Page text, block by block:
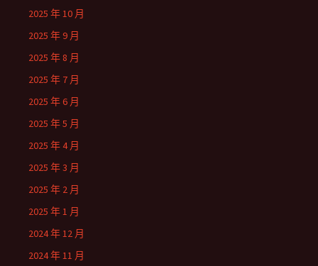
2025 年 10 月
2025 年 9 月
2025 年 8 月
2025 年 7 月
2025 年 6 月
2025 年 5 月
2025 年 4 月
2025 年 3 月
2025 年 2 月
2025 年 1 月
2024 年 12 月
2024 年 11 月